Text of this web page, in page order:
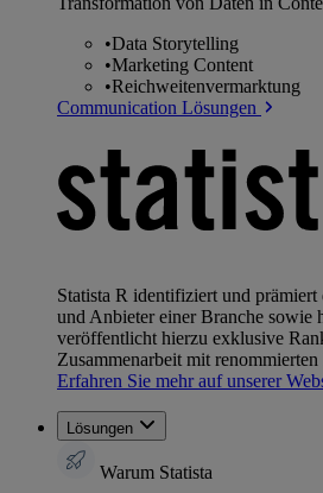
•Data Storytelling
•Marketing Content
•Reichweitenvermarktung
Communication Lösungen
Statista R identifiziert und prämiert
und Anbieter einer Branche sowie
veröffentlicht hierzu exklusive
Zusammenarbeit mit
Erfahren Sie mehr auf unserer
Lösungen
Warum Statista